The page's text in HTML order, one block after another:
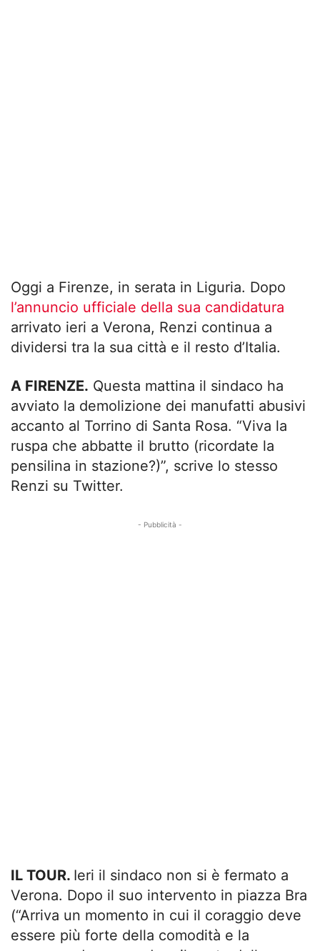
Oggi a Firenze, in serata in Liguria. Dopo
l’annuncio ufficiale della sua candidatura
arrivato ieri a Verona, Renzi continua a
dividersi tra la sua città e il resto d’Italia.
A FIRENZE. Questa mattina il sindaco ha
avviato la demolizione dei manufatti abusivi
accanto al Torrino di Santa Rosa. “Viva la
ruspa che abbatte il brutto (ricordate la
pensilina in stazione?)”, scrive lo stesso
Renzi su Twitter.
- Pubblicità -
IL TOUR. Ieri il sindaco non si è fermato a
Verona. Dopo il suo intervento in piazza Bra
(“Arriva un momento in cui il coraggio deve
essere più forte della comodità e la